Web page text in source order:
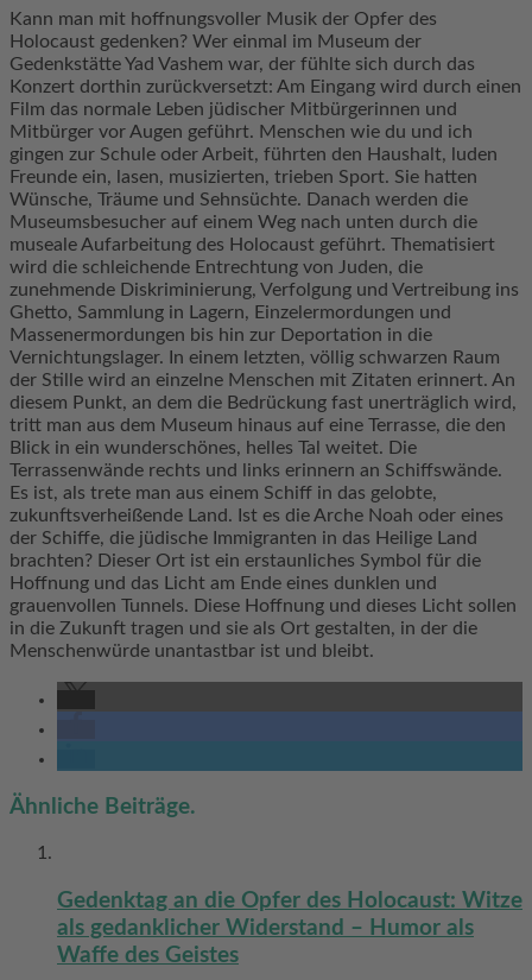
Kann man mit hoffnungsvoller Musik der Opfer des
Holocaust gedenken? Wer einmal im Museum der
Gedenkstätte Yad Vashem war, der fühlte sich durch das
Konzert dorthin zurückversetzt: Am Eingang wird durch einen
Film das normale Leben jüdischer Mitbürgerinnen und
Mitbürger vor Augen geführt. Menschen wie du und ich
gingen zur Schule oder Arbeit, führten den Haushalt, luden
Freunde ein, lasen, musizierten, trieben Sport. Sie hatten
Wünsche, Träume und Sehnsüchte. Danach werden die
Museumsbesucher auf einem Weg nach unten durch die
museale Aufarbeitung des Holocaust geführt. Thematisiert
wird die schleichende Entrechtung von Juden, die
zunehmende Diskriminierung, Verfolgung und Vertreibung ins
Ghetto, Sammlung in Lagern, Einzelermordungen und
Massenermordungen bis hin zur Deportation in die
Vernichtungslager. In einem letzten, völlig schwarzen Raum
der Stille wird an einzelne Menschen mit Zitaten erinnert. An
diesem Punkt, an dem die Bedrückung fast unerträglich wird,
tritt man aus dem Museum hinaus auf eine Terrasse, die den
Blick in ein wunderschönes, helles Tal weitet. Die
Terrassenwände rechts und links erinnern an Schiffswände.
Es ist, als trete man aus einem Schiff in das gelobte,
zukunftsverheißende Land. Ist es die Arche Noah oder eines
der Schiffe, die jüdische Immigranten in das Heilige Land
brachten? Dieser Ort ist ein erstaunliches Symbol für die
Hoffnung und das Licht am Ende eines dunklen und
grauenvollen Tunnels. Diese Hoffnung und dieses Licht sollen
in die Zukunft tragen und sie als Ort gestalten, in der die
Menschenwürde unantastbar ist und bleibt.
Ähnliche Beiträge.
Gedenktag an die Opfer des Holocaust: Witze
als gedanklicher Widerstand – Humor als
Waffe des Geistes